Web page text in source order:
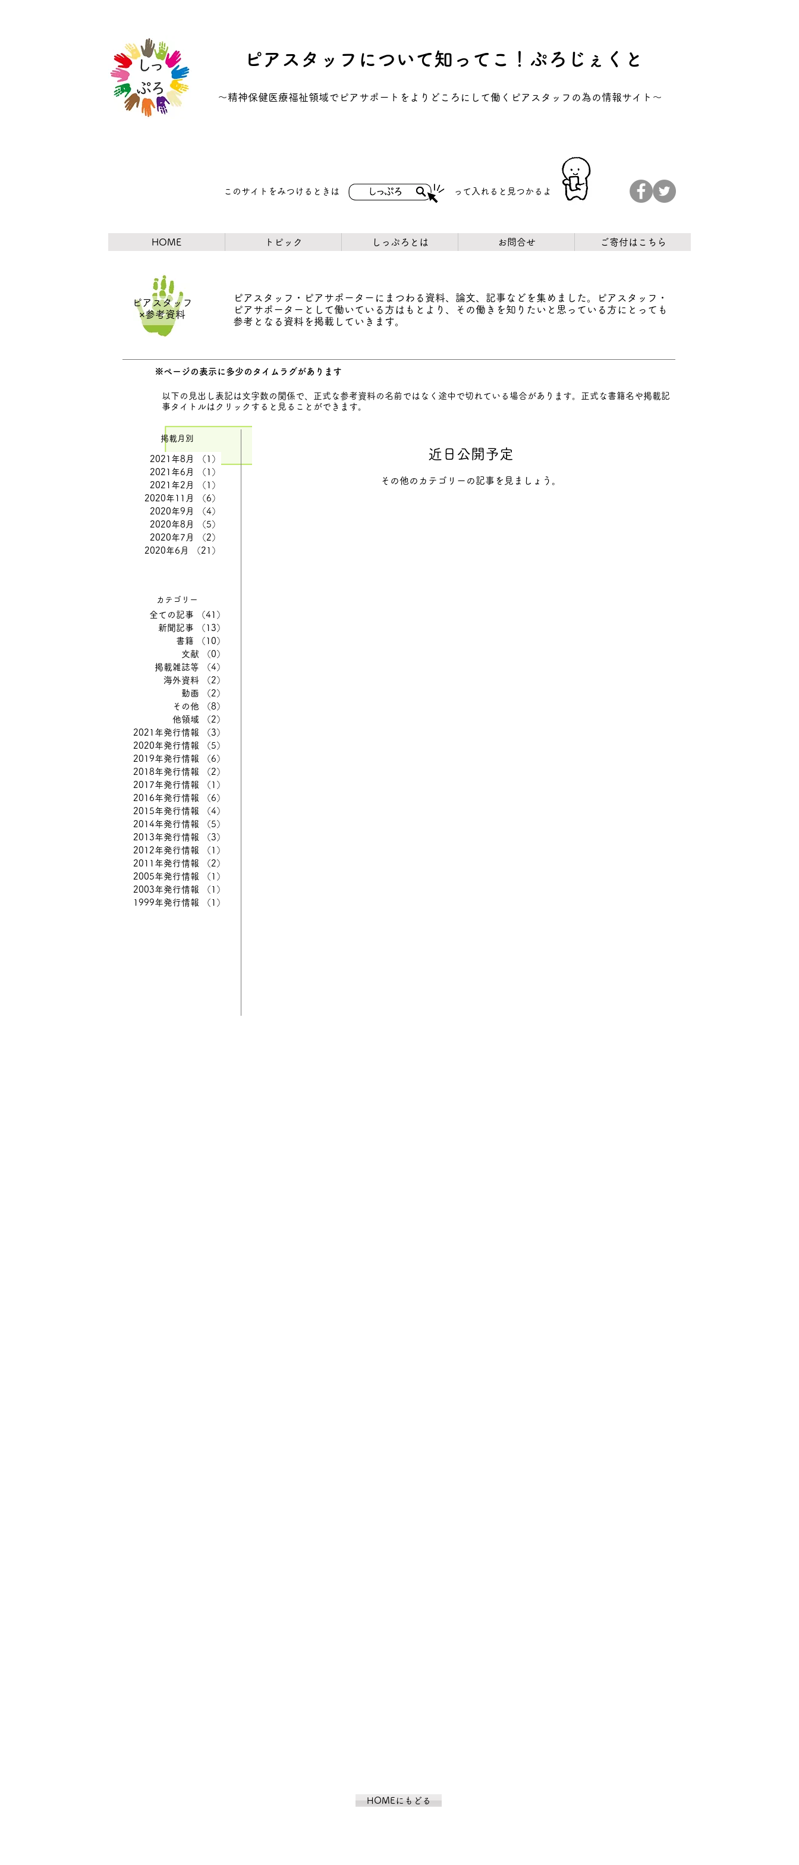
ピアスタッフについて知ってこ！ぷろじぇくと
​～精神保健医療福祉領域でピアサポートをよりどころにして働くピアスタッフの為の情報サイト～
​このサイトをみつけるときは ​って入れると見つかるよ
HOME トピック しっぷろとは お問合せ ご寄付はこちら
ピアスタッフ
×参考資料
ピアスタッフ・ピアサポーターにまつわる資料、論文、記事などを集めました。ピアスタッフ・
ピアサポーターとして働いている方はもとより、その働きを知りたいと思っている方にとっても
参考となる資料を掲載していきます。
※ページの表示に多少のタイムラグがあります
以下の見出し表記は文字数の関係で、正式な参考資料の名前ではなく途中で切れている場合があります。
正式な書籍名や掲載記
事タイトルはクリックすると見ることができます。
掲載月別
2021年8月 （1）
2021年6月
（1）
2021年2月
（1）
2020年11月
（6）
2020年9月
（4）
2020年8月
（5）
2020年7月
（2）
2020年6月
（21）
カテゴリー
全ての記事 （41）
新聞記事
（13）
書籍
（10）
文献
（0）
掲載雑誌等
（4）
海外資料
（2）
動画
（2）
その他
（8）
他領域
（2）
2021年発行情報
（3）
2020年発行情報
（5）
2019年発行情報
（6）
2018年発行情報
（2）
2017年発行情報
（1）
2016年発行情報
（6）
2015年発行情報
（4）
2014年発行情報
（5）
2013年発行情報
（3）
2012年発行情報
（1）
2011年発行情報
（2）
2005年発行情報
（1）
2003年発行情報
（1）
1999年発行情報
（1）
近日公開予定
その他のカテゴリーの記事を見ましょう。
HOMEにもどる